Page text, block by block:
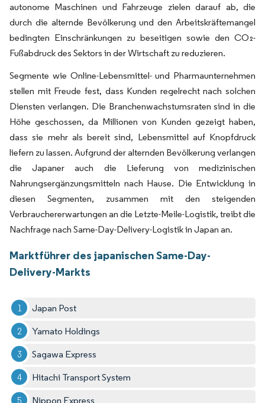
autonome Maschinen und Fahrzeuge zielen darauf ab, die
durch die alternde Bevölkerung und den Arbeitskräftemangel
bedingten Einschränkungen zu beseitigen sowie den CO₂-
Fußabdruck des Sektors in der Wirtschaft zu reduzieren.
Segmente wie Online-Lebensmittel- und Pharmaunternehmen
stellen mit Freude fest, dass Kunden regelrecht nach solchen
Diensten verlangen. Die Branchenwachstumsraten sind in die
Höhe geschossen, da Millionen von Kunden gezeigt haben,
dass sie mehr als bereit sind, Lebensmittel auf Knopfdruck
liefern zu lassen. Aufgrund der alternden Bevölkerung verlangen
die Japaner auch die Lieferung von medizinischen
Nahrungsergänzungsmitteln nach Hause. Die Entwicklung in
diesen Segmenten, zusammen mit den steigenden
Verbrauchererwartungen an die Letzte-Meile-Logistik, treibt die
Nachfrage nach Same-Day-Delivery-Logistik in Japan an.
Marktführer des japanischen Same-Day-
Delivery-Markts
Japan Post
Yamato Holdings
Sagawa Express
Hitachi Transport System
Nippon Express